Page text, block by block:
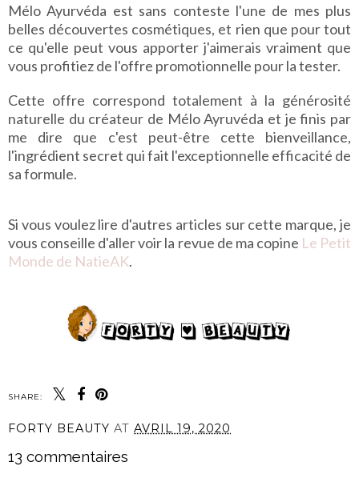
Mélo Ayurvéda est sans conteste l'une de mes plus
belles découvertes cosmétiques, et rien que pour tout
ce qu'elle peut vous apporter j'aimerais vraiment que
vous profitiez de l'offre promotionnelle pour la tester.
Cette offre correspond totalement à la générosité
naturelle du créateur de Mélo Ayruvéda et je finis par
me dire que c'est peut-être cette bienveillance,
l'ingrédient secret qui fait l'exceptionnelle efficacité de
sa formule.
Si vous voulez lire d'autres articles sur cette marque, je
vous conseille d'aller voir la revue de ma copine Le Petit
Monde de NatieAK.
SHARE:
FORTY BEAUTY AT AVRIL 19, 2020
13 commentaires